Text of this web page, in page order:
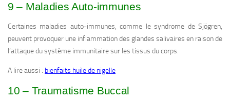
9 – Maladies Auto-immunes
Certaines maladies auto-immunes, comme le syndrome de Sjögren,
peuvent provoquer une inflammation des glandes salivaires en raison de
l’attaque du système immunitaire sur les tissus du corps.
A lire aussi : bienfaits huile de nigelle
10 – Traumatisme Buccal